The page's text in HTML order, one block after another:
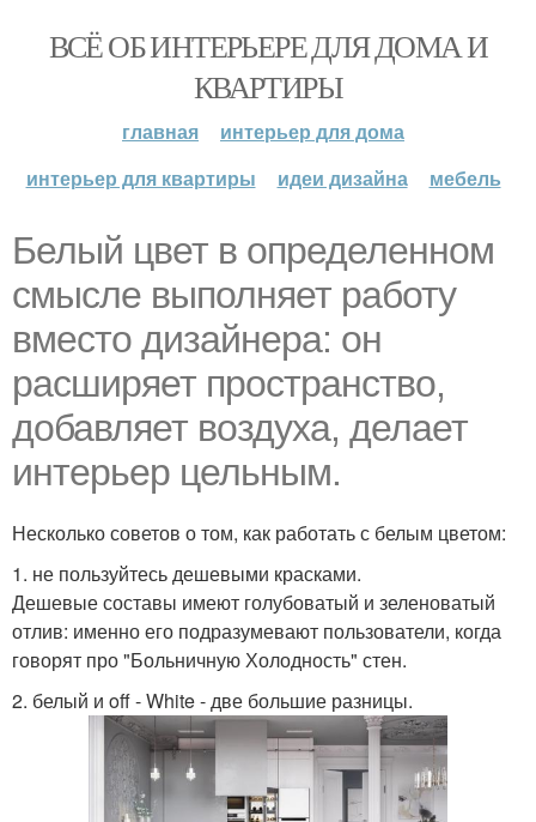
ВСЁ ОБ ИНТЕРЬЕРЕ ДЛЯ ДОМА И
КВАРТИРЫ
главная
интерьер для дома
интерьер для квартиры
идеи дизайна мебель
Белый цвет в определенном
смысле выполняет работу
вместо дизайнера: он
расширяет пространство,
добавляет воздуха, делает
интерьер цельным.
Несколько советов о том, как работать с белым цветом:
1. не пользуйтесь дешевыми красками.
Дешевые составы имеют голубоватый и зеленоватый
отлив: именно его подразумевают пользователи, когда
говорят про "Больничную Холодность" стен.
2. белый и off - White - две большие разницы.